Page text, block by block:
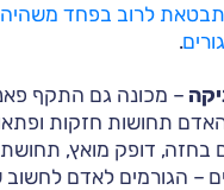
לרוב בפחד משהיה
.
– מכונה גם התקף
תחושות חזקות
בחזה, דופק מואץ,
– הגורמים לאדם